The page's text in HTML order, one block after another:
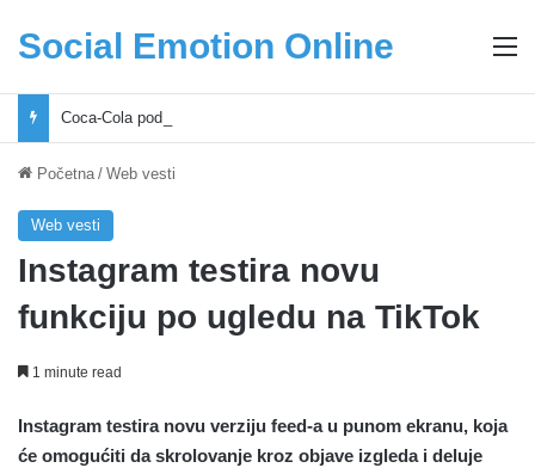
Social Emotion Online
Početna / Web vesti
Web vesti
Instagram testira novu
funkciju po ugledu na TikTok
1 minute read
Instagram testira novu verziju feed-a u punom ekranu, koja
će omogućiti da skrolovanje kroz objave izgleda i deluje